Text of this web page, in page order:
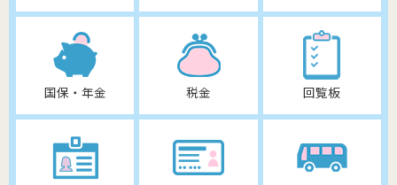
国保・年金 税金 回覧板